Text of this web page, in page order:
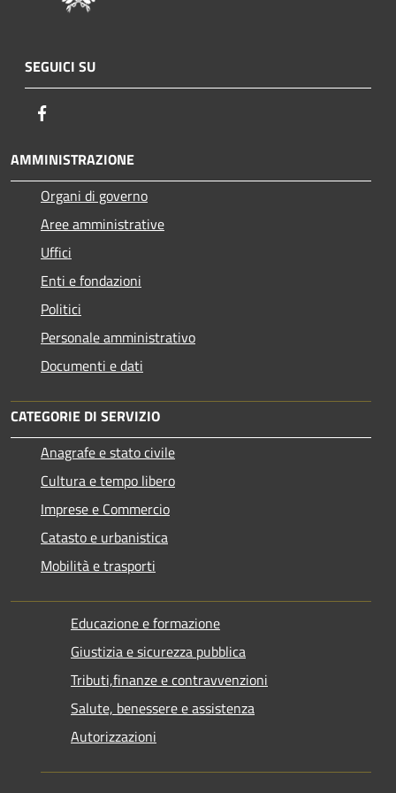
SEGUICI SU
AMMINISTRAZIONE
Organi di governo
Aree amministrative
Uffici
Enti e fondazioni
Politici
Personale amministrativo
Documenti e dati
CATEGORIE DI SERVIZIO
Anagrafe e stato civile
Cultura e tempo libero
Imprese e Commercio
Catasto e urbanistica
Mobilità e trasporti
Educazione e formazione
Giustizia e sicurezza pubblica
Tributi,finanze e contravvenzioni
Salute, benessere e assistenza
Autorizzazioni